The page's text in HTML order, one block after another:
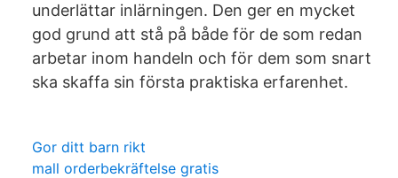
underlättar inlärningen. Den ger en mycket
god grund att stå på både för de som redan
arbetar inom handeln och för dem som snart
ska skaffa sin första praktiska erfarenhet.
Gor ditt barn rikt
mall orderbekräftelse gratis